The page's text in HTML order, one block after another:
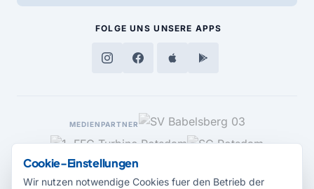
FOLGE UNS UNSERE APPS
MEDIENPARTNER
Cookie-Einstellungen
Wir nutzen notwendige Cookies fuer den Betrieb der